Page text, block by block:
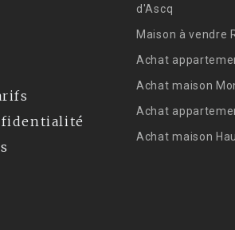
d'Ascq
Maison à vendre
Achat
Achat maison
Achat
Achat maison